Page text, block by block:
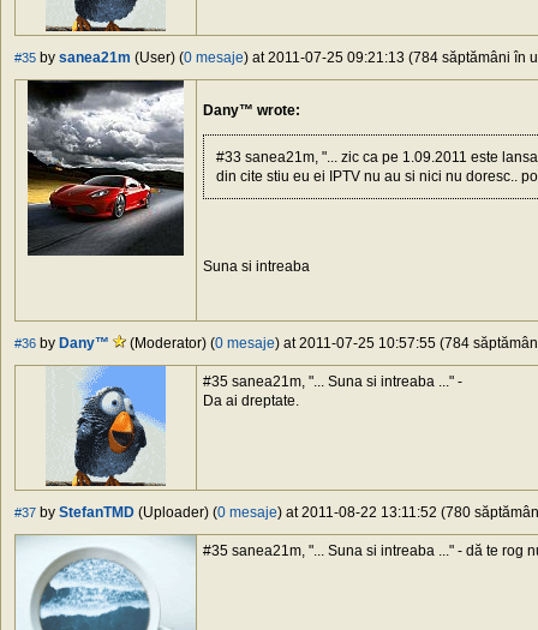
#35 by sanea21m (User) (0 mesaje) at 2011-07-25 09:21:13 (784 săptămâni în
Dany™ wrote:
#33 sanea21m, "... zic ca pe 1.09.2011 este
din cite stiu eu ei IPTV nu au si nici nu doresc..
Suna si intreaba
#36 by Dany™ (Moderator) (0 mesaje) at 2011-07-25 10:57:55 (784
#35 sanea21m, "... Suna si intreaba ..." -
Da ai dreptate.
#37 by StefanTMD (Uploader) (0 mesaje) at 2011-08-22 13:11:52 (780
#35 sanea21m, "... Suna si intreaba ..." - dă te rog